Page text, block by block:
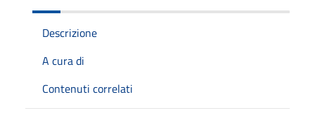
Descrizione
A cura di
Contenuti correlati